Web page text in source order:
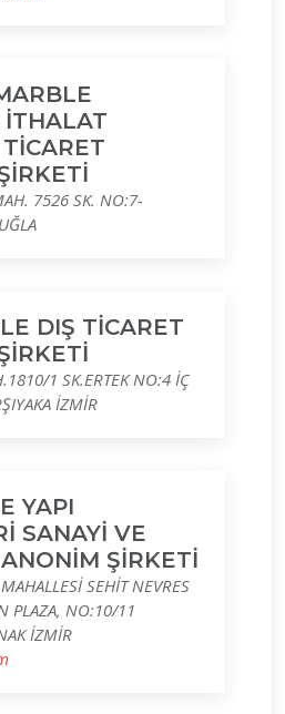
İTHALAT
7526 SK. NO:7-
DIŞ TİCARET
1 SK.ERTEK NO:4 İÇ
İZMİR
YAPI
SANAYİ VE
ŞİRKETİ
SEHİT NEVRES
PLAZA, NO:10/11
İZMİR